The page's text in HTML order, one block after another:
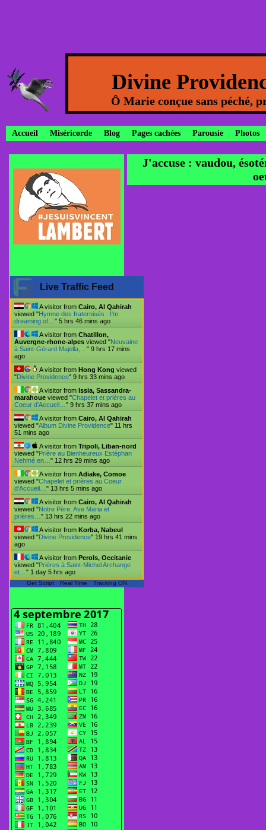
Divine
Ô Marie conçue sans péché,
Accueil Miséricorde Blog Pages cachées Parousie Photos
Live Traffic Feed
A visitor from Cairo, Al Qahirah
viewed "Hymne des fraternisés : I'm
dreaming of… " 5 hrs 46 mins ago
A visitor from Chatillon,
Auvergne-rhone-alpes viewed "Neuvaine
à Saint-Gérard Majella,… " 9 hrs 17 mins
ago
A visitor from Hong Kong viewed
"Divine Providence" 9 hrs 33 mins ago
A visitor from Issia, Sassandra-
marahoue viewed "Chapelet et prières au
Coeur d'Accueil… " 9 hrs 37 mins ago
A visitor from Cairo, Al Qahirah
viewed "Album Divine Providence" 11 hrs
51 mins ago
A visitor from Tripoli, Liban-nord
viewed "Prière au Bienheureux Estéphan
Nehmé en… " 12 hrs 29 mins ago
A visitor from Adiake, Comoe
viewed "Chapelet et prières au Coeur
d'Accueil… " 13 hrs 5 mins ago
A visitor from Cairo, Al Qahirah
viewed "Notre Père, Ave Maria et
prières… " 13 hrs 22 mins ago
A visitor from Korba, Nabeul
viewed "Divine Providence" 19 hrs 41 mins
ago
A visitor from Perols, Occitanie
viewed "Prières à Saint-Michel Archange
et… " 1 day 5 hrs ago
Get Script Real Time Tracking ON
J'accuse : vaudou,